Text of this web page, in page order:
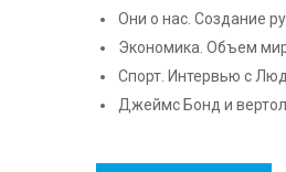
Они о нас. Создание
Экономика. Объем
Спорт. Интервью с
Джеймс Бонд и